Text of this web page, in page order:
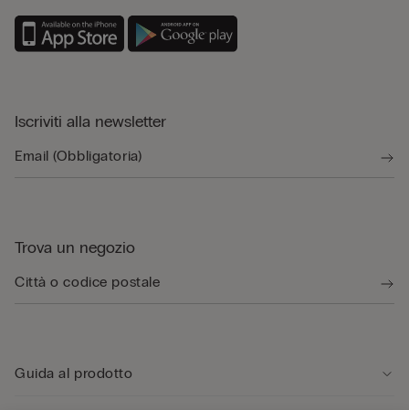
Iscriviti alla newsletter
Trova un negozio
Guida al prodotto